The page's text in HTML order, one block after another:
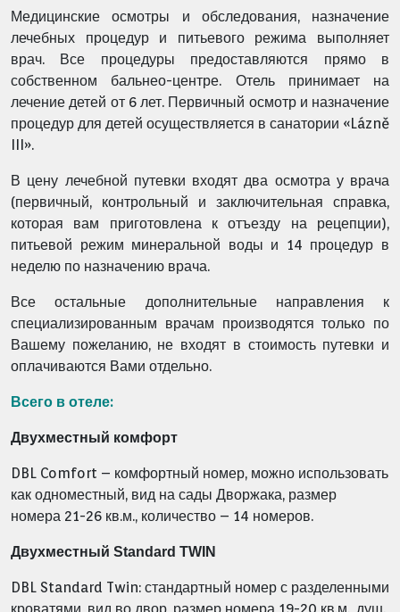
Медицинские осмотры и обследования, назначение
лечебных процедур и питьевого режима выполняет
врач. Все процедуры предоставляются прямо в
собственном бальнео-центре. Отель принимает на
лечение детей от 6 лет. Первичный осмотр и назначение
процедур для детей осуществляется в санатории «Lázně
III».
В цену лечебной путевки входят два осмотра у врача
(первичный, контрольный и заключительная справка,
которая вам приготовлена к отъезду на рецепции),
питьевой режим минеральной воды и 14 процедур в
неделю по назначению врача.
Все остальные дополнительные направления к
специализированным врачам производятся только по
Вашему пожеланию, не входят в стоимость путевки и
оплачиваются Вами отдельно.
Всего в отеле:
Двухместный комфорт
DBL Comfort – комфортный номер, можно использовать
как одноместный, вид на сады Дворжака, размер
номера 21-26 кв.м., количество – 14 номеров.
Двухместный Standard TWIN
DBL Standard Twin: стандартный номер с разделенными